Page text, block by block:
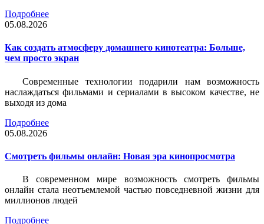
Подробнее
05.08.2026
Как создать атмосферу домашнего кинотеатра: Больше,
чем просто экран
Современные технологии подарили нам возможность
наслаждаться фильмами и сериалами в высоком качестве, не
выходя из дома
Подробнее
05.08.2026
Смотреть фильмы онлайн: Новая эра кинопросмотра
В современном мире возможность смотреть фильмы
онлайн стала неотъемлемой частью повседневной жизни для
миллионов людей
Подробнее